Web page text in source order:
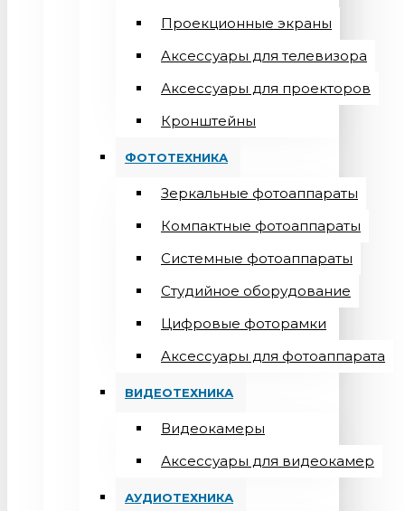
Проекционные экраны
Aксессуары для телевизора
Аксессуары для проекторов
Кронштейны
ФОТОТЕХНИКА
Зеркальные фотоаппараты
Компактные фотоаппараты
Системные фотоаппараты
Студийное оборудование
Цифровые фоторамки
Aксессуары для фотоаппарата
ВИДЕОТЕХНИКА
Видеокамеры
Аксессуары для видеокамер
АУДИОТЕХНИКА